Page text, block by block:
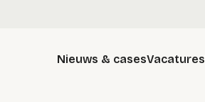
Nieuws & casesVacatures